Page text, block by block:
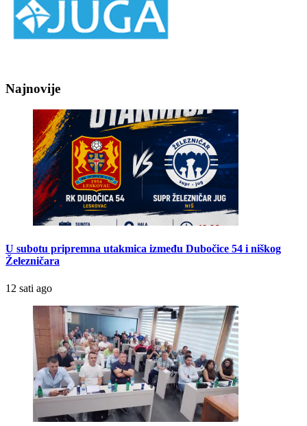
Najnovije
U subotu pripremna utakmica između Dubočice 54 i niškog
Železničara
12 sati ago